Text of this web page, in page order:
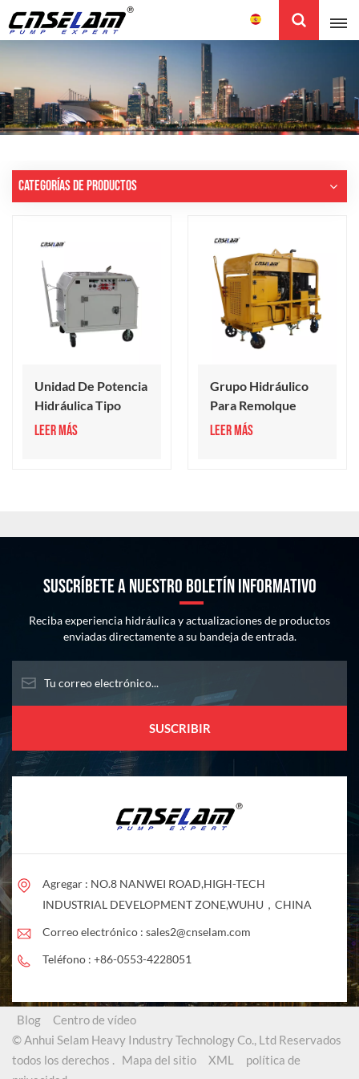
English
中文
CATEGORÍAS DE PRODUCTOS
Unidad De Potencia
Hidráulica Tipo
Remolque Serie 18-
LEER MÁS
Grupo Hidráulico
Para Remolque
Serie 50
LEER MÁS
SUSCRÍBETE A NUESTRO BOLETÍN INFORMATIVO
Reciba experiencia hidráulica y actualizaciones de productos
enviadas directamente a su bandeja de entrada.
Agregar : NO.8 NANWEI ROAD,HIGH-TECH
INDUSTRIAL DEVELOPMENT ZONE,WUHU，CHINA
Correo electrónico : sales2@cnselam.com
Teléfono : +86-0553-4228051
Blog
Centro de vídeo
© Anhui Selam Heavy Industry Technology Co., Ltd Reservados
todos los derechos . Mapa del sitio XML
política de